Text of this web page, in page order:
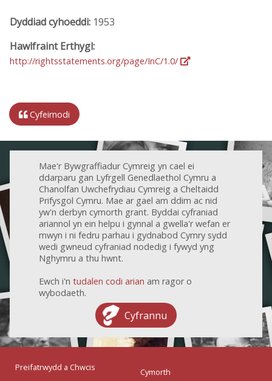
Dyddiad cyhoeddi: 1953
Hawlfraint Erthygl:
http://rightsstatements.org/page/InC/1.0/
Cyfeirnodi
Mae'r Bywgraffiadur Cymreig yn cael ei
ddarparu gan Lyfrgell Genedlaethol Cymru a
Chanolfan Uwchefrydiau Cymreig a Cheltaidd
Prifysgol Cymru. Mae ar gael am ddim ac nid
yw'n derbyn cymorth grant. Byddai cyfraniad
ariannol yn ein helpu i gynnal a gwella'r wefan er
mwyn i ni fedru parhau i gydnabod Cymry sydd
wedi gwneud cyfraniad nodedig i fywyd yng
Nghymru a thu hwnt.
Ewch i'n tudalen codi arian am ragor o
wybodaeth.
Cyfrannu
Preifatrwydd a Chwcis Cymorth